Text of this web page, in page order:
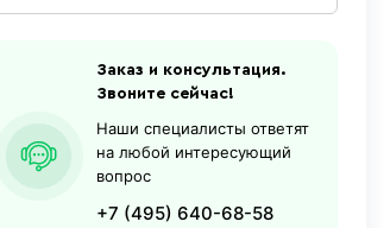
Заказ и консультация.
Звоните сейчас!
Наши специалисты ответят
на любой интересующий
вопрос
+7 (495) 640-68-58